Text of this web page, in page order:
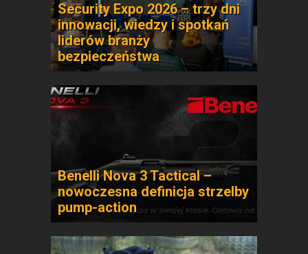
Security Expo 2026 – trzy dni
innowacji, wiedzy i spotkań
liderów branży
bezpieczeństwa
Benelli Nova 3 Tactical –
nowoczesna definicja strzelby
pump-action